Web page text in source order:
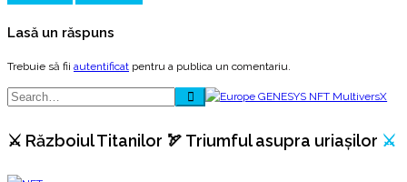
Lasă un răspuns
Trebuie să fii autentificat pentru a publica un comentariu.
⚔️ Războiul Titanilor 🏹 Triumful asupra uriașilor ⚔️